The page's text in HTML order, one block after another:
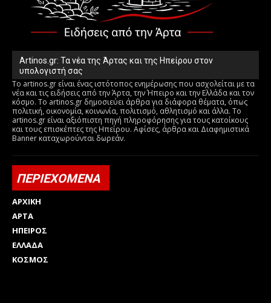
Artinos.gr: Τα νέα της Άρτας και της Ηπείρου στον
υπολογιστή σας
Το artinos.gr είναι ένας ιστότοπος ενημέρωσης που ασχολείται με τα
νέα και τις ειδήσεις από την Άρτα, την Ήπειρο και την Ελλάδα και τον
κόσμο. Το artinos.gr δημοσιεύει άρθρα για διάφορα θέματα, όπως
πολιτική, οικονομία, κοινωνία, πολιτισμό, αθλητισμό και άλλα. Το
artinos.gr είναι αξιόπιστη πηγή πληροφόρησης για τους κατοίκους
και τους επισκέπτες της Ηπείρου. Αφίσες, άρθρα και Διαφημιστικά
Banner καταχωρούνται δωρεάν.
ΠΕΡΙΕΧΟΜΕΝΑ
ΑΡΧΙΚΗ
ΑΡΤΑ
ΗΠΕΙΡΟΣ
ΕΛΛΑΔΑ
ΚΟΣΜΟΣ